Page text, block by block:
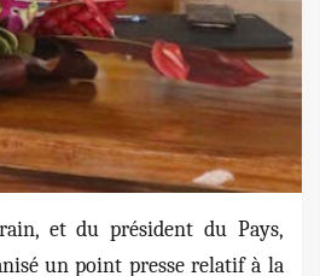
et du président du Pays,
un point presse relatif à la